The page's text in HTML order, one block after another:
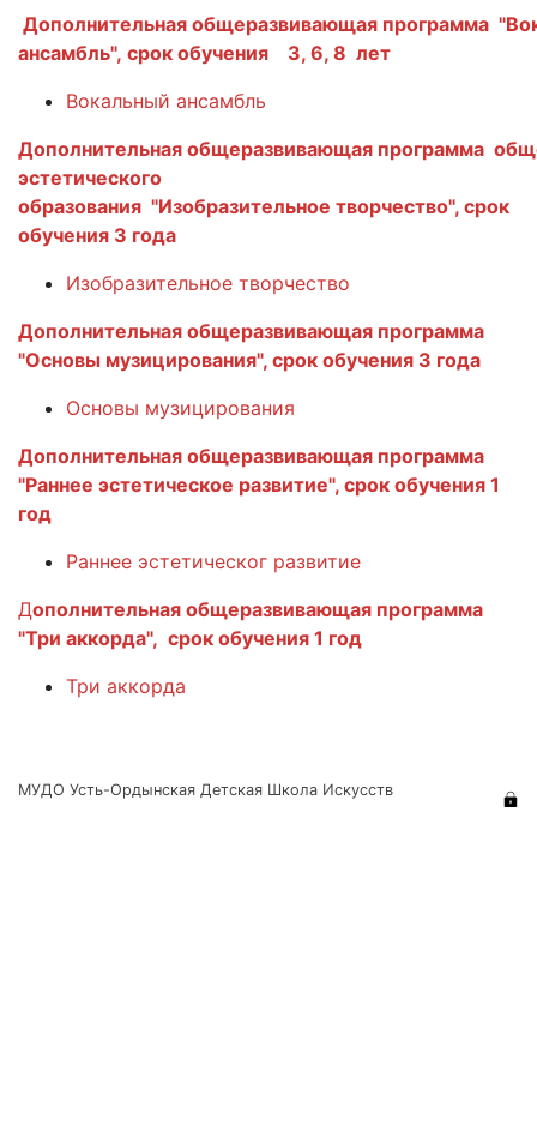
Дополнительная общеразвивающая программа
ансамбль", срок обучения 3, 6, 8 лет
Вокальный ансамбль
Дополнительная общеразвивающая программа
эстетического
образования "Изобразительное творчество", срок
обучения 3 года
Изобразительное творчество
Дополнительная общеразвивающая программа
"Основы музицирования", срок обучения 3 года
Основы музицирования
Дополнительная общеразвивающая программа
"Раннее эстетическое развитие", срок обучения 1
год
Раннее эстетическог развитие
Дополнительная общеразвивающая программа
"Три аккорда", срок обучения 1 год
Три аккорда
МУДО Усть-Ордынская Детская Школа Искусств